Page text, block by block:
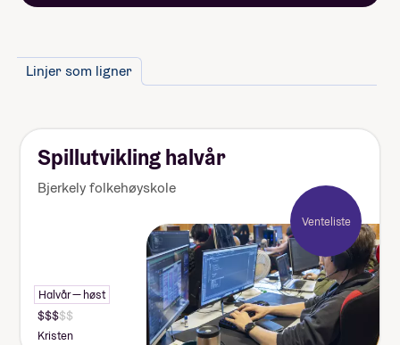
Linjer som ligner
Spillutvikling halvår
Bjerkely folkehøyskole
Venteliste
Halvår — høst
Kristen